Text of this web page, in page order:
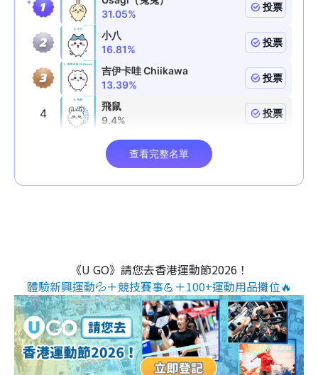
《U GO》請您去香港運動節2026！
體驗新興運動💦＋競技賽事💪＋100+運動用品攤位🔥